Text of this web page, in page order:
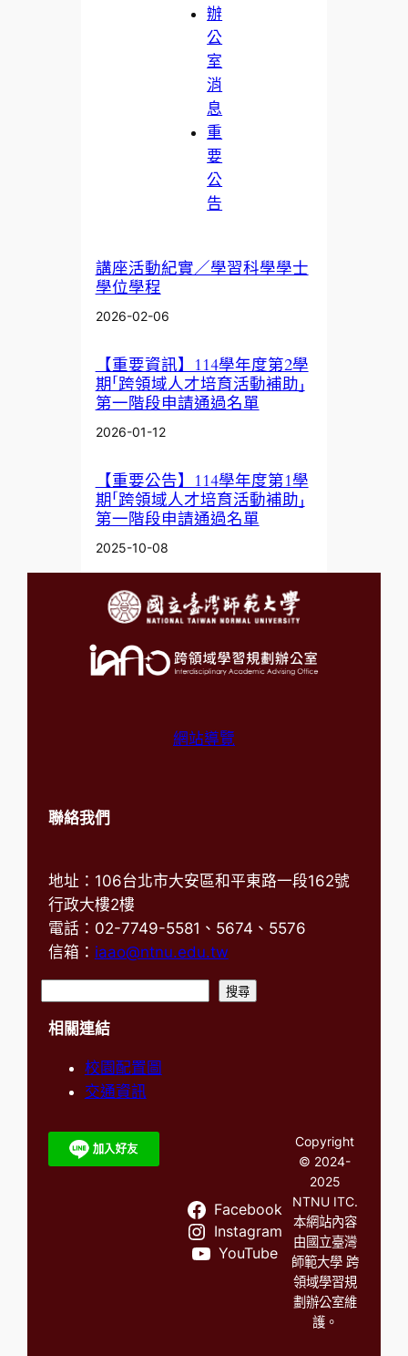
辦
公
室
消
息
重
要
公
告
講座活動紀實／學習科學學士
學位學程
2026-02-06
【重要資訊】114學年度第2學
期「跨領域人才培育活動補助」
第一階段申請通過名單
2026-01-12
【重要公告】114學年度第1學
期「跨領域人才培育活動補助」
第一階段申請通過名單
2025-10-08
網站導覽
聯絡我們
地址：106台北市大安區和平東路一段162號
行政大樓2樓
電話：02-7749-5581、5674、5576
信箱： iaao@ntnu.edu.tw
搜尋
相關連結
校園配置圖
交通資訊
Facebook
Instagram
YouTube
Copyright
© 2024-
2025
NTNU ITC.
本網站內容
由國立臺灣
師範大學 跨
領域學習規
劃辦公室維
護。